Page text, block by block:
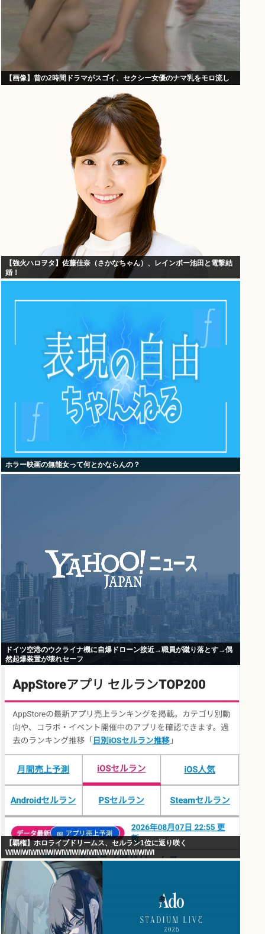
【画像】昔の2時間ドラマがスゴイ、セクシー女優のナマ乳をモロ流し
【強火ハロヲタ】佐藤佳奈（さかなちゃん）、レインボー池田と電撃結
婚！
ホラー映画の無能女って何とかならんの？
ドイツ空港のウクライナ機に自爆ドローン接近→職員が蹴り落とす→偶
然起爆装置が壊れセーフ
【覇権】ホロライブドリームス、セルラン1位に返り咲く
WIWIWIWIWIWIWIWIWIWIWIWIWIWIWIWIWIWI